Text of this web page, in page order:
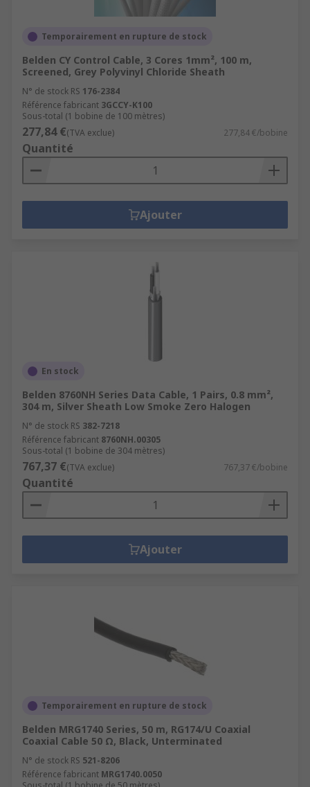
Temporairement en rupture de stock
Belden CY Control Cable, 3 Cores 1mm², 100 m,
Screened, Grey Polyvinyl Chloride Sheath
N° de stock RS 176-2384
Référence fabricant 3GCCY-K100
Sous-total (1 bobine de 100 mètres)
277,84 €(TVA exclue) 277,84 €/bobine
Quantité
Ajouter
En stock
Belden 8760NH Series Data Cable, 1 Pairs, 0.8 mm²,
304 m, Silver Sheath Low Smoke Zero Halogen
N° de stock RS 382-7218
Référence fabricant 8760NH.00305
Sous-total (1 bobine de 304 mètres)
767,37 €(TVA exclue) 767,37 €/bobine
Quantité
Ajouter
Temporairement en rupture de stock
Belden MRG1740 Series, 50 m, RG174/U Coaxial
Coaxial Cable 50 Ω, Black, Unterminated
N° de stock RS 521-8206
Référence fabricant MRG1740.0050